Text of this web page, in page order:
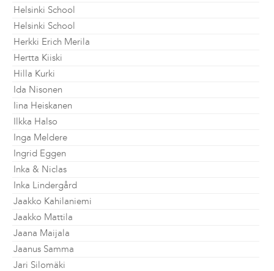
Helsinki School
Helsinki School
Herkki Erich Merila
Hertta Kiiski
Hilla Kurki
Ida Nisonen
Iina Heiskanen
Ilkka Halso
Inga Meldere
Ingrid Eggen
Inka & Niclas
Inka Lindergård
Jaakko Kahilaniemi
Jaakko Mattila
Jaana Maijala
Jaanus Samma
Jari Silomäki